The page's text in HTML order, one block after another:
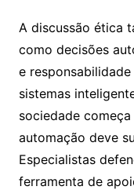
A discussão ética
como decisões
e
sistemas
sociedade
automação deve
Especialistas
ferramenta de